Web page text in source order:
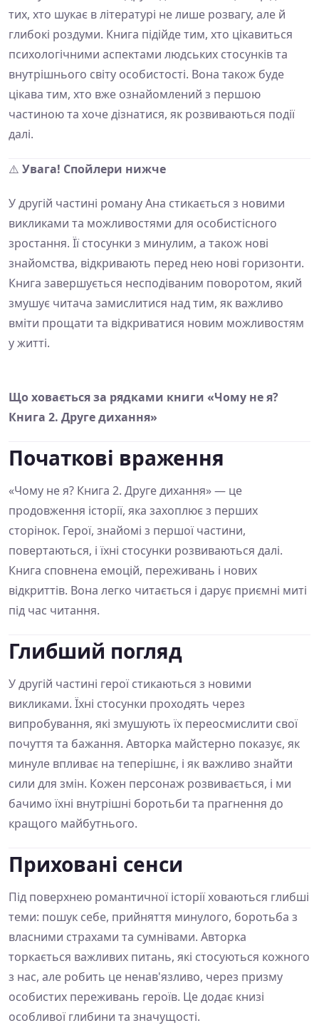
тих, хто шукає в літературі не лише розвагу, але й
глибокі роздуми. Книга підійде тим, хто цікавиться
психологічними аспектами людських стосунків та
внутрішнього світу особистості. Вона також буде
цікава тим, хто вже ознайомлений з першою
частиною та хоче дізнатися, як розвиваються події
далі.
⚠️ Увага! Спойлери нижче
У другій частині роману Ана стикається з новими
викликами та можливостями для особистісного
зростання. Її стосунки з минулим, а також нові
знайомства, відкривають перед нею нові горизонти.
Книга завершується несподіваним поворотом, який
змушує читача замислитися над тим, як важливо
вміти прощати та відкриватися новим можливостям
у житті.
Що ховається за рядками книги «Чому не я?
Книга 2. Друге дихання»
Початкові враження
«Чому не я? Книга 2. Друге дихання» — це
продовження історії, яка захоплює з перших
сторінок. Герої, знайомі з першої частини,
повертаються, і їхні стосунки розвиваються далі.
Книга сповнена емоцій, переживань і нових
відкриттів. Вона легко читається і дарує приємні миті
під час читання.
Глибший погляд
У другій частині герої стикаються з новими
викликами. Їхні стосунки проходять через
випробування, які змушують їх переосмислити свої
почуття та бажання. Авторка майстерно показує, як
минуле впливає на теперішнє, і як важливо знайти
сили для змін. Кожен персонаж розвивається, і ми
бачимо їхні внутрішні боротьби та прагнення до
кращого майбутнього.
Приховані сенси
Під поверхнею романтичної історії ховаються глибші
теми: пошук себе, прийняття минулого, боротьба з
власними страхами та сумнівами. Авторка
торкається важливих питань, які стосуються кожного
з нас, але робить це ненав'язливо, через призму
особистих переживань героїв. Це додає книзі
особливої глибини та значущості.